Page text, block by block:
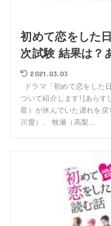
初めて恋をした
次試験 結果は？
2021.03.03
ドラマ「初めて恋をした
ついて紹介します! [あらす
星）が休んでいた遅れを
川愛）、 牧瀬（高梨...